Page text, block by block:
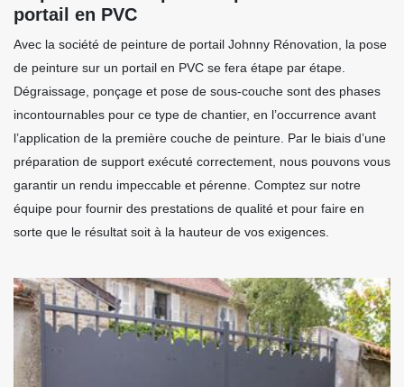
portail en PVC
Avec la société de peinture de portail Johnny Rénovation, la pose
de peinture sur un portail en PVC se fera étape par étape.
Dégraissage, ponçage et pose de sous-couche sont des phases
incontournables pour ce type de chantier, en l’occurrence avant
l’application de la première couche de peinture. Par le biais d’une
préparation de support exécuté correctement, nous pouvons vous
garantir un rendu impeccable et pérenne. Comptez sur notre
équipe pour fournir des prestations de qualité et pour faire en
sorte que le résultat soit à la hauteur de vos exigences.